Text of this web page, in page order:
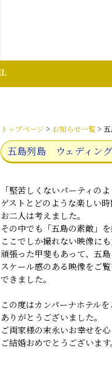
トップページ > お知らせ一覧> 五
五島列島 ウェディング
「堅苦しくないパーティのよ
ゲストとどのような楽しい
お二人は考えました。
その中でも「五島の素敵」
ここでしか撮れない映像にも
頑張った甲斐もあって、五
スケール感のある映像をご
できました。
この度はカンパーナホテル
ありがとうございました。
ご両家様の末永いお幸せを
ご結婚おめでとうございます